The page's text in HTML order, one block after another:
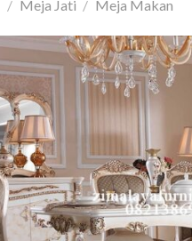
/ Meja Jati / Meja Makan